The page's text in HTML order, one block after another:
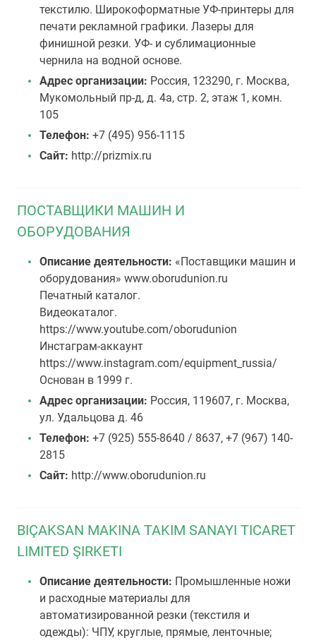
текстилю. Широкоформатные УФ-принтеры для
печати рекламной графики. Лазеры для
финишной резки. УФ- и сублимационные
чернила на водной основе.
Адрес организации: Россия, 123290, г. Москва,
Мукомольный пр-д, д. 4а, стр. 2, этаж 1, комн.
105
Телефон: +7 (495) 956-1115
Сайт: http://prizmix.ru
ПОСТАВЩИКИ МАШИН И
ОБОРУДОВАНИЯ
Описание деятельности: «Поставщики машин и
оборудования» www.oborudunion.ru
Печатный каталог.
Видеокаталог.
https://www.youtube.com/oborudunion
Инстаграм-аккаунт
https://www.instagram.com/equipment_russia/
Основан в 1999 г.
Адрес организации: Россия, 119607, г. Москва,
ул. Удальцова д. 46
Телефон: +7 (925) 555-8640 / 8637, +7 (967) 140-
2815
Сайт: http://www.oborudunion.ru
BIÇAKSAN MAKINA TAKIM SANAYI TICARET
LIMITED ŞIRKETI
Описание деятельности: Промышленные ножи
и расходные материалы для
автоматизированной резки (текстиля и
одежды): ЧПУ, круглые, прямые, ленточные;